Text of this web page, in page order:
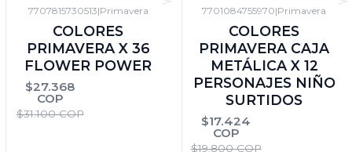
-12% DTO
7707815730513|Primavera
COLORES
PRIMAVERA X 36
FLOWER POWER
$27.368
COP
$31.100 COP
-12%DTO
7701084755970|Primavera
COLORES
PRIMAVERA CAJA
METÁLICA X 12
PERSONAJES NIÑO
SURTIDOS
$17.424
COP
$19.800 COP